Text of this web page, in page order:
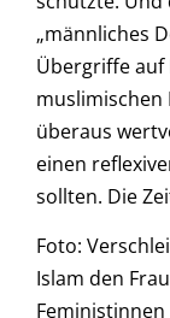
„männliches
Übergriffe
muslimischen
überaus
einen
sollten. Die
Foto:
Islam den